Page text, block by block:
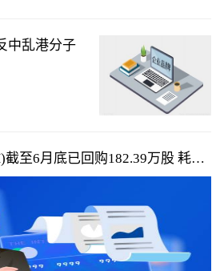
中乱港分子
截至6月底已回购182.39万股 耗资